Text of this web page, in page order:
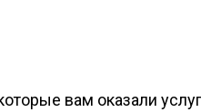
вам оказали